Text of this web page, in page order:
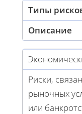
Типы
Описание
Риски,
рыночных
или